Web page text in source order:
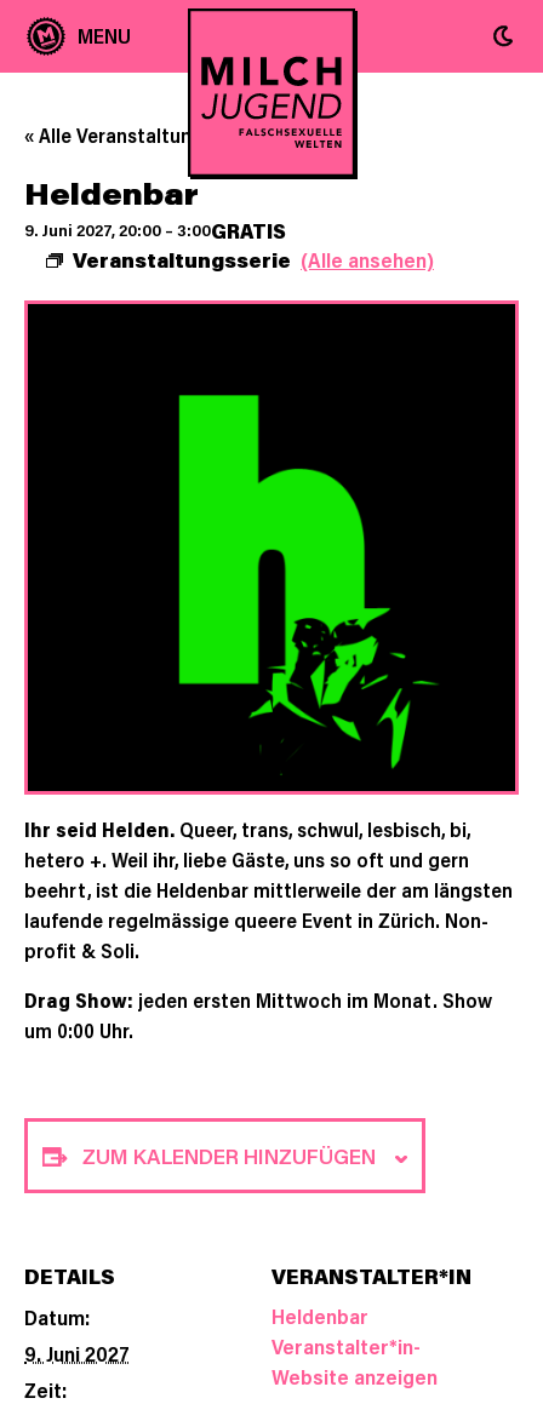
« Alle Veranstaltungen
Heldenbar
9. Juni 2027, 20:00 – 3:00
Veranstaltungsserie (Alle ansehen)
GRATIS
Ihr seid Helden. Queer, trans, schwul, lesbisch, bi,
hetero +. Weil ihr, liebe Gäste, uns so oft und gern
beehrt, ist die Heldenbar mittlerweile der am längsten
laufende regelmässige queere Event in Zürich. Non-
profit & Soli.
Drag Show: jeden ersten Mittwoch im Monat. Show
um 0:00 Uhr.
ZUM KALENDER HINZUFÜGEN
DETAILS
Datum:
9. Juni 2027
Zeit:
VERANSTALTER*IN
Heldenbar
Veranstalter*in-
Website anzeigen